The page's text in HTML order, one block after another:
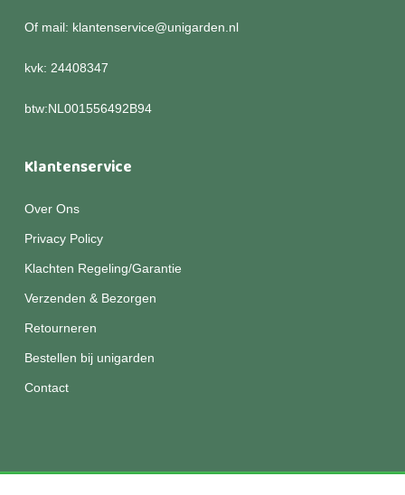
Of mail: klantenservice@unigarden.nl
kvk: 24408347
btw:NL001556492B94
Klantenservice
Over Ons
Privacy Policy
Klachten Regeling/Garantie
Verzenden & Bezorgen
Retourneren
Bestellen bij unigarden
Contact